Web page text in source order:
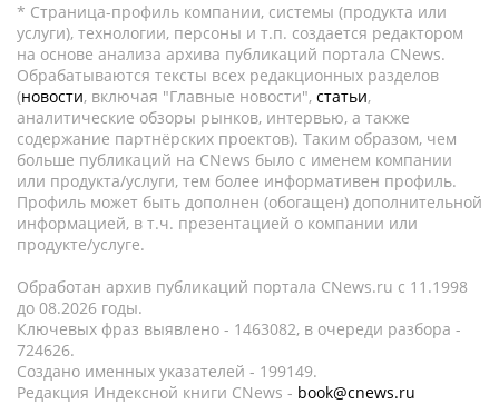
* Страница-профиль компании, системы (продукта или
услуги), технологии, персоны и т.п. создается редактором
на основе анализа архива публикаций портала CNews.
Обрабатываются тексты всех редакционных разделов
(новости, включая "Главные новости", статьи,
аналитические обзоры рынков, интервью, а также
содержание партнёрских проектов). Таким образом, чем
больше публикаций на CNews было с именем компании
или продукта/услуги, тем более информативен профиль.
Профиль может быть дополнен (обогащен) дополнительной
информацией, в т.ч. презентацией о компании или
продукте/услуге.
Обработан архив публикаций портала CNews.ru c 11.1998
до 08.2026 годы.
Ключевых фраз выявлено - 1463082, в очереди разбора -
724626.
Создано именных указателей - 199149.
Редакция Индексной книги CNews - book@cnews.ru